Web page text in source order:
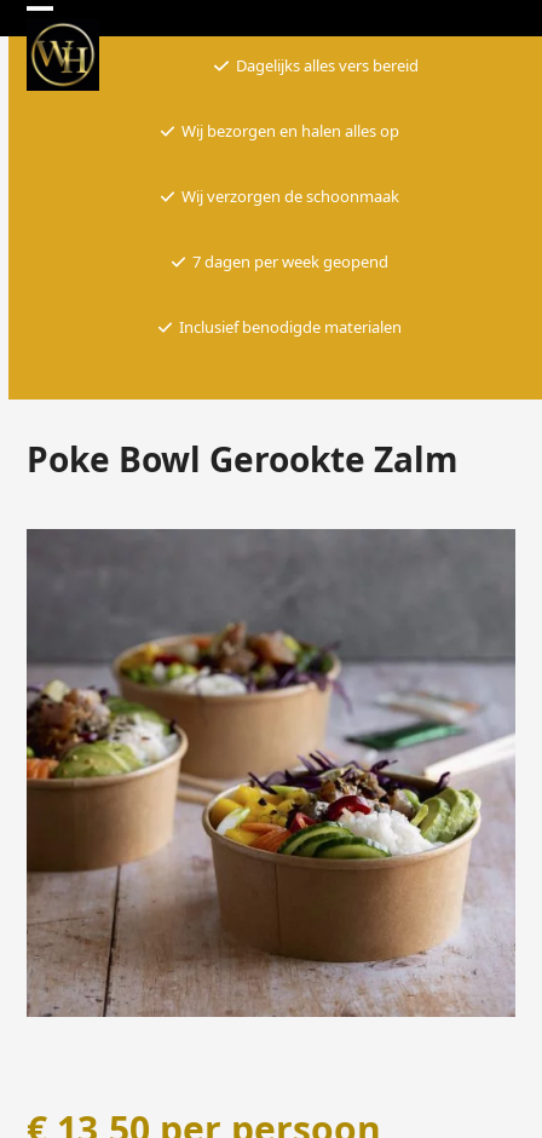
Skip
to
content
Open
mobile
Close
mobile
Dagelijks alles vers bereid
Wij bezorgen en halen alles op
Wij verzorgen de schoonmaak
7 dagen per week geopend
Inclusief benodigde materialen
Poke Bowl Gerookte Zalm